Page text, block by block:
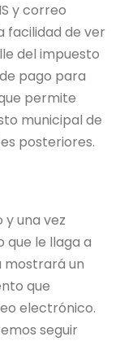
y correo
facilidad de ver
del impuesto
pago para
permite
municipal de
posteriores.
y una vez
que le llaga a
mostrará un
que
electrónico.
seguir